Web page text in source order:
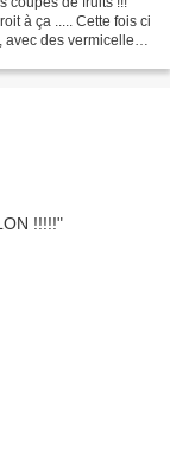
à ça ..... Cette fois ci
avec des vermicelles